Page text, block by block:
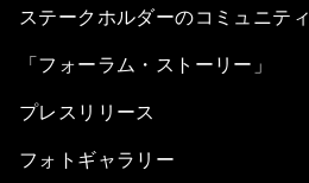
ステークホルダーのコミュニティ
「フォーラム・ストーリー」
プレスリリース
フォトギャラリー